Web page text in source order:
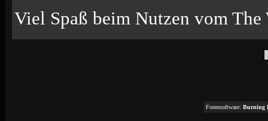
Viel Spaß beim Nutzen vom
Forensoftware: Burning